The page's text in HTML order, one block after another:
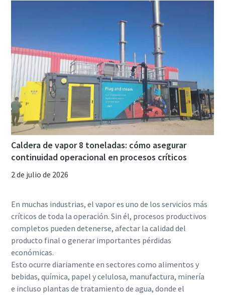
Caldera de vapor 8 toneladas: cómo asegurar
continuidad operacional en procesos críticos
2 de julio de 2026
En muchas industrias, el vapor es uno de los servicios más
críticos de toda la operación. Sin él, procesos productivos
completos pueden detenerse, afectar la calidad del
producto final o generar importantes pérdidas
económicas.
Esto ocurre diariamente en sectores como alimentos y
bebidas, química, papel y celulosa, manufactura, minería
e incluso plantas de tratamiento de agua, donde el